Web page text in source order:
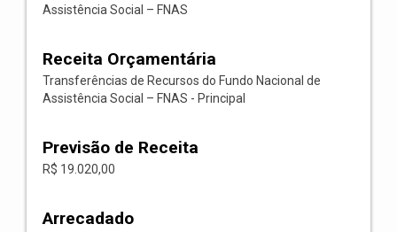
Assistência Social – FNAS
Receita Orçamentária
Transferências de Recursos do Fundo Nacional de
Assistência Social – FNAS - Principal
Previsão de Receita
R$ 19.020,00
Arrecadado